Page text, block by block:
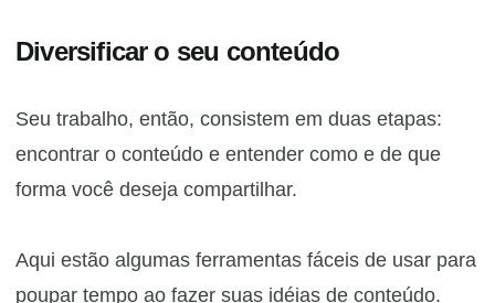
Diversificar o seu conteúdo
Seu trabalho, então, consistem em duas etapas:
encontrar o conteúdo e entender como e de que
forma você deseja compartilhar.
Aqui estão algumas ferramentas fáceis de usar para
poupar tempo ao fazer suas idéias de conteúdo.